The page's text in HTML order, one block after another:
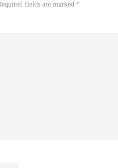
fields are marked *